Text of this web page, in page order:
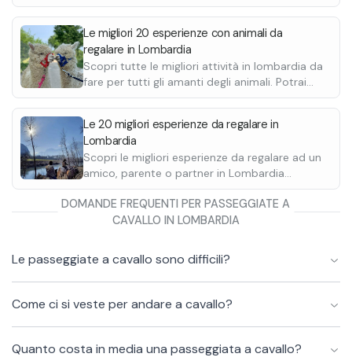
Bresciano.
In questa esperienza è incluso il pranzo
(disponibile tutto l'anno). Il pranzo viene
preparato per le 12:30 / 13:00, è quindi
successivo alla passeggiata.
Il pranzo include:
•3 portate
•Dessert
•Caffé
•Bevande
col proprio partner, dalle cene romantiche agli
adrenalinici giri in motoslitta, fino alle gite in
barca.
Le migliori 20 esperienze con animali da
regalare in Lombardia
Scopri tutte le migliori attività in lombardia da
fare per tutti gli amanti degli animali. Potrai
scegliere tra escursioni a cavallo e
passeggiate con gli alpaca.
Le 20 migliori esperienze da regalare in
Lombardia
Scopri le migliori esperienze da regalare ad un
amico, parente o partner in Lombardia
perfette per ogni occasione.
DOMANDE FREQUENTI PER PASSEGGIATE A
CAVALLO IN LOMBARDIA
Le passeggiate a cavallo sono difficili?
Come ci si veste per andare a cavallo?
Quanto costa in media una passeggiata a cavallo?